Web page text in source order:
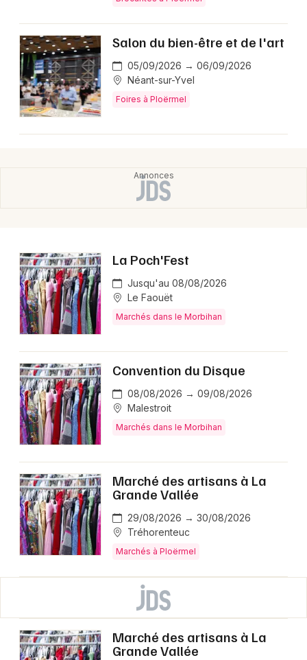
Salon du bien-être et de l'art
05/09/2026 → 06/09/2026
Néant-sur-Yvel
Foires à Ploërmel
La Poch'Fest
Jusqu'au 08/08/2026
Le Faouët
Marchés dans le Morbihan
Convention du Disque
08/08/2026 → 09/08/2026
Malestroit
Marchés dans le Morbihan
Marché des artisans à La
Grande Vallée
29/08/2026 → 30/08/2026
Tréhorenteuc
Marchés à Ploërmel
Marché des artisans à La
Grande Vallée